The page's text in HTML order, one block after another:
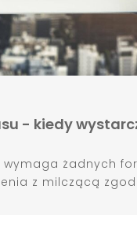
- kiedy
wymaga żadnych
z milczącą